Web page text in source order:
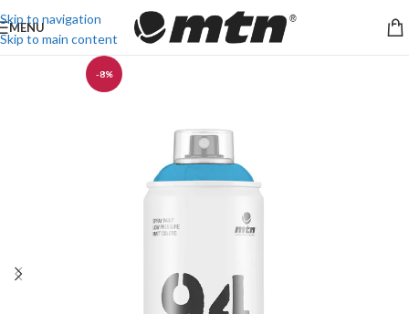
Skip to navigation
Skip to main content
MENU
-8%